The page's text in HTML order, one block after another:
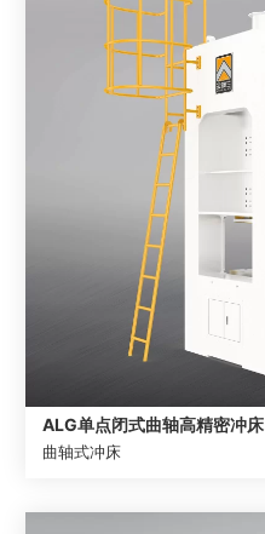
ALG单点闭式曲轴高精密冲床
曲轴式冲床